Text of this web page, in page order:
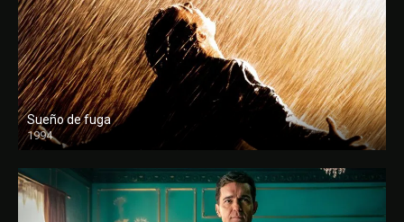
Sueño de fuga
1994
FULL HD